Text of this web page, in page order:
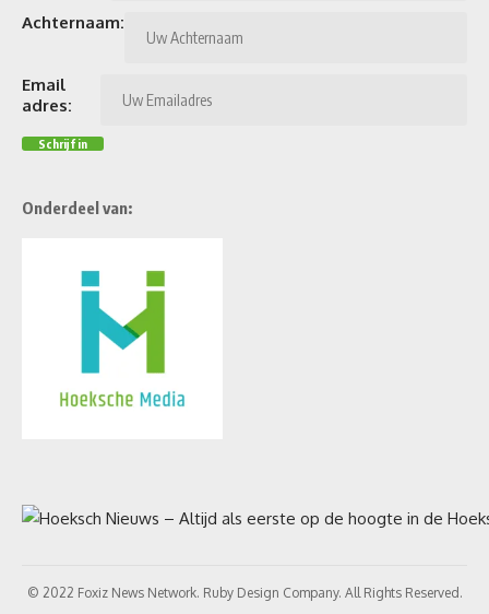
Achternaam:
Email
adres:
Onderdeel van:
© 2022 Foxiz News Network. Ruby Design Company. All Rights Reserved.